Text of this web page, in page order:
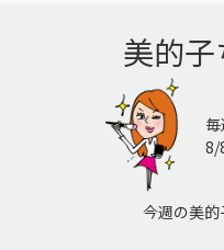
美的
8/
今週の美